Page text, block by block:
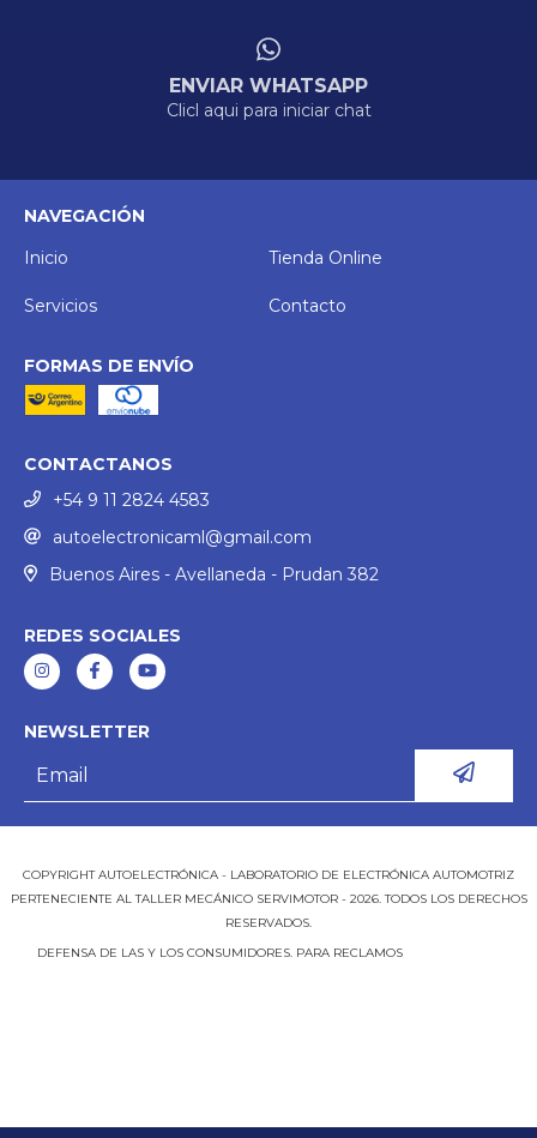
ENVIAR WHATSAPP
Clicl aqui para iniciar chat
NAVEGACIÓN
Inicio
Tienda Online
Servicios Contacto
FORMAS DE ENVÍO
CONTACTANOS
+54 9 11 2824 4583
autoelectronicaml@gmail.com
Buenos Aires - Avellaneda - Prudan 382
REDES SOCIALES
NEWSLETTER
COPYRIGHT AUTOELECTRÓNICA - LABORATORIO DE ELECTRÓNICA AUTOMOTRIZ
PERTENECIENTE AL TALLER MECÁNICO SERVIMOTOR - 2026. TODOS LOS DERECHOS
RESERVADOS.
DEFENSA DE LAS Y LOS CONSUMIDORES. PARA RECLAMOS